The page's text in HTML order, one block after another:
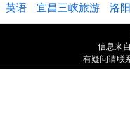
英语
宜昌三峡旅游 洛
信息来
有疑问请联